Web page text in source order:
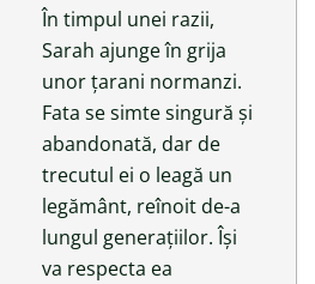
În timpul unei razii,
Sarah ajunge în grija
unor țarani normanzi.
Fata se simte singură și
abandonată, dar de
trecutul ei o leagă un
legământ, reînoit de-a
lungul generațiilor. Își
va respecta ea